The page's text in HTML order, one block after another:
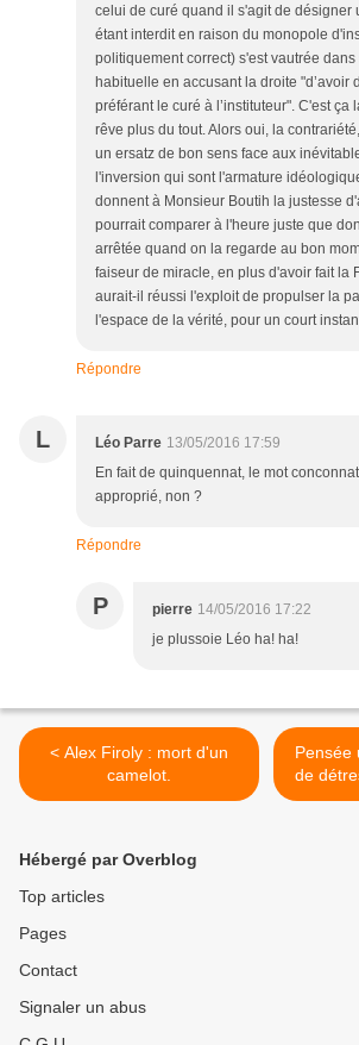
celui de curé quand il s'agit de désigner
étant interdit en raison du monopole
politiquement correct) s'est vautrée
habituelle en accusant la droite "d’avoir
préférant le curé à l’instituteur". C'est ça
rêve plus du tout. Alors oui, la
un ersatz de bon sens face aux
l'inversion qui sont l'armature
donnent à Monsieur Boutih la justesse
pourrait comparer à l'heure juste que
arrêtée quand on la regarde au bon
faiseur de miracle, en plus d'avoir fait la
aurait-il réussi l'exploit de propulser la
l'espace de la vérité, pour un court
Répondre
L Léo Parre 13/05/2016 17:59
En fait de quinquennat, le mot
approprié, non ?
Répondre
P pierre 14/05/2016 17:22
je plussoie Léo ha! ha!
< Alex Firoly : mort d'un
camelot.
Pensée
de
Hébergé par Overblog
Top articles
Pages
Contact
Signaler un abus